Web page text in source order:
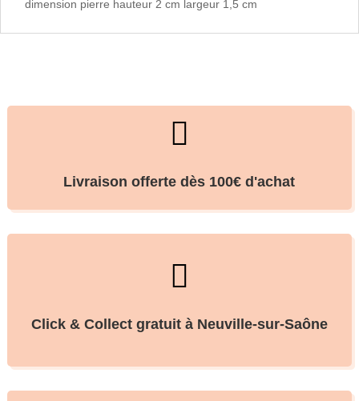
dimension pierre hauteur 2 cm largeur 1,5 cm

Livraison offerte dès 100€ d'achat

Click & Collect gratuit à Neuville-sur-Saône